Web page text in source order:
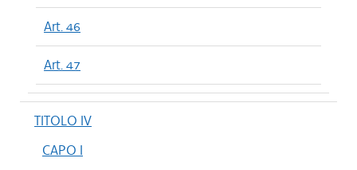
Art. 46
Art. 47
TITOLO IV
CAPO I